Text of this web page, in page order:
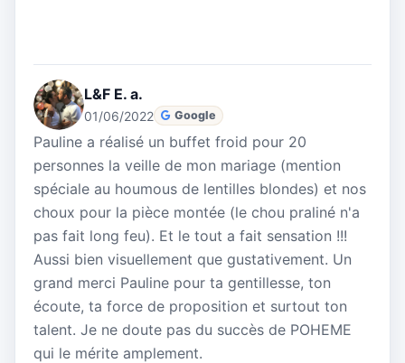
L&F E. a.
01/06/2022 Google
Pauline a réalisé un buffet froid pour 20
personnes la veille de mon mariage (mention
spéciale au houmous de lentilles blondes) et nos
choux pour la pièce montée (le chou praliné n'a
pas fait long feu). Et le tout a fait sensation !!!
Aussi bien visuellement que gustativement. Un
grand merci Pauline pour ta gentillesse, ton
écoute, ta force de proposition et surtout ton
talent. Je ne doute pas du succès de POHEME
qui le mérite amplement.